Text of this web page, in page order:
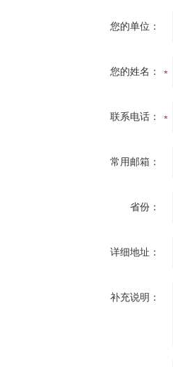
您的单位：
您的姓名：
联系电话：
常用邮箱：
省份：
详细地址：
补充说明：